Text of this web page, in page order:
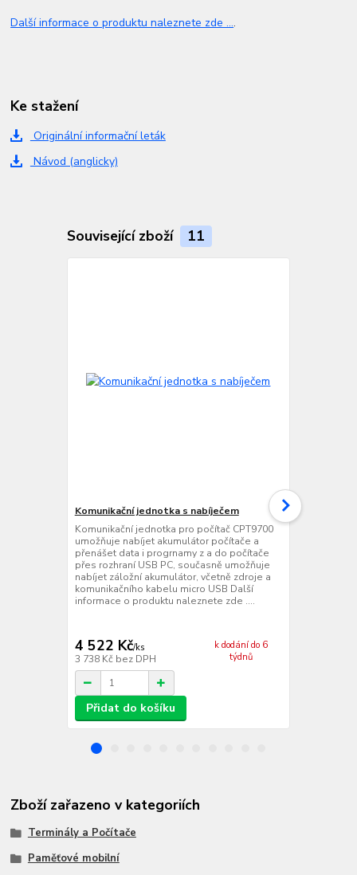
Další informace o produktu naleznete zde ....
Ke stažení
Originální informační leták
Návod (anglicky)
Související zboží 11
Komunikační jednotka s nabíječem
Komunikační jednotka pro počítač CPT9700
umožňuje nabíjet akumulátor počítače a
přenášet data i progrnamy z a do počítače
přes rozhraní USB PC, současně umožňuje
nabíjet záložní akumulátor, včetně zdroje a
komunikačního kabelu micro USB Další
informace o produktu naleznete zde ....
4 522 Kč/ks
3 738 Kč bez DPH
k dodání do 6
týdnů
Přidat do košíku
Zboží zařazeno v kategoriích
Terminály a Počítače
Paměťové mobilní